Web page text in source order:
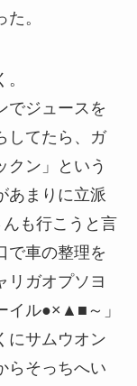
。
でジュースを
してたら、ガ
クン」という
あまりに立派
も行こうと言
で車の整理を
リガオプソヨ
イル●×▲■～」
にサムウオン
らそっちへい